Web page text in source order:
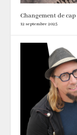
Changement de cap
12 septembre 2025